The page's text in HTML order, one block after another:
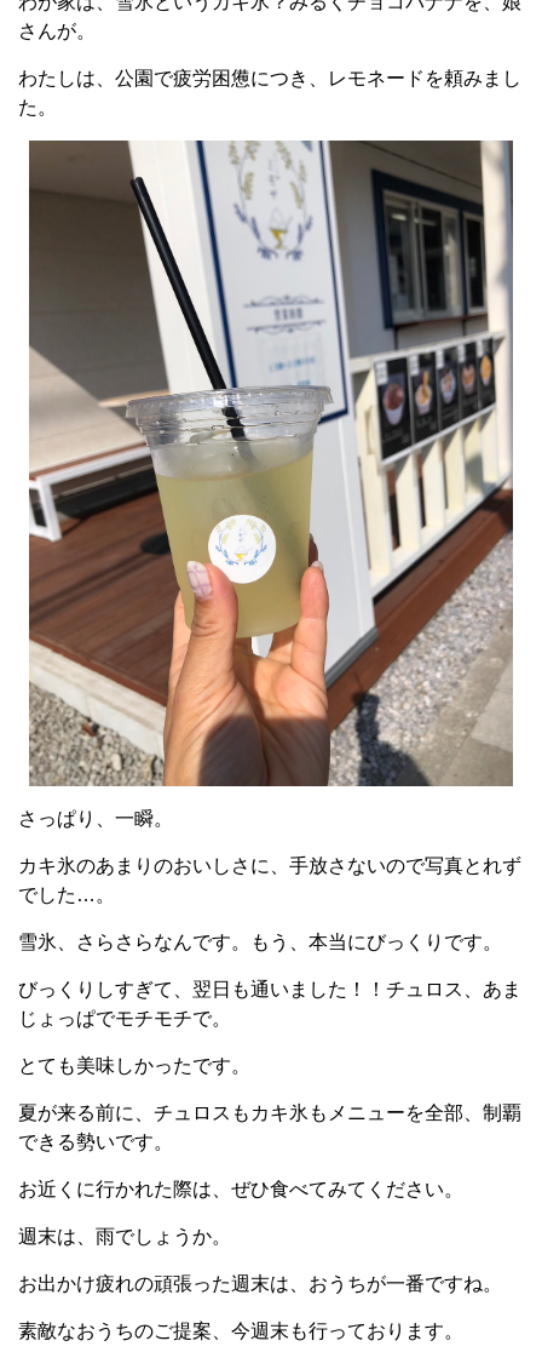
さんが。
わたしは、公園で疲労困憊につき、レモネードを頼みまし
た。
さっぱり、一瞬。
カキ氷のあまりのおいしさに、手放さないので写真とれず
でした…。
雪氷、さらさらなんです。もう、本当にびっくりです。
びっくりしすぎて、翌日も通いました！！チュロス、あま
じょっぱでモチモチで。
とても美味しかったです。
夏が来る前に、チュロスもカキ氷もメニューを全部、制覇
できる勢いです。
お近くに行かれた際は、ぜひ食べてみてください。
週末は、雨でしょうか。
お出かけ疲れの頑張った週末は、おうちが一番ですね。
素敵なおうちのご提案、今週末も行っております。